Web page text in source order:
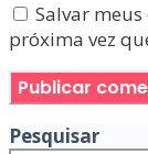
Salvar
próxima vez
Pesquisar